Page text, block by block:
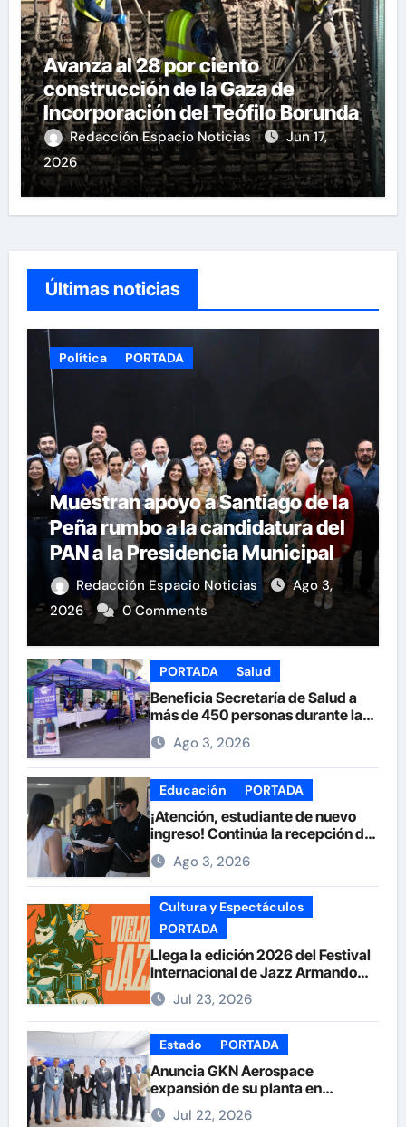
Avanza al 28 por ciento
construcción de la Gaza de
Incorporación del Teófilo Borunda
Redacción Espacio Noticias
Jun 17,
2026
Últimas noticias
Política PORTADA
Muestran apoyo a Santiago de la
Peña rumbo a la candidatura del
PAN a la Presidencia Municipal
Redacción Espacio Noticias
Ago 3,
2026
0 Comments
PORTADA Salud
Beneficia Secretaría de Salud a
más de 450 personas durante la
Feria de la Salud en la Plaza de
ArmasAgo 3, 2026
Educación PORTADA
¡Atención, estudiante de nuevo
ingreso! Continúa la recepción de
documentos en la UACH.
Ago 3, 2026
Cultura y Espectáculos
PORTADA
Llega la edición 2026 del Festival
Internacional de Jazz Armando
Nuñez
Jul 23, 2026
Estado PORTADA
Anuncia GKN Aerospace
expansión de su planta en
Chihuahua
Jul 22, 2026